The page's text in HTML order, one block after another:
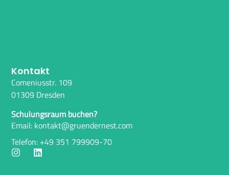
Kontakt
Comeniusstr. 109
01309 Dresden
Schulungsraum buchen?
Email: kontakt@gruendernest.com
Telefon: +49 351 799909-70